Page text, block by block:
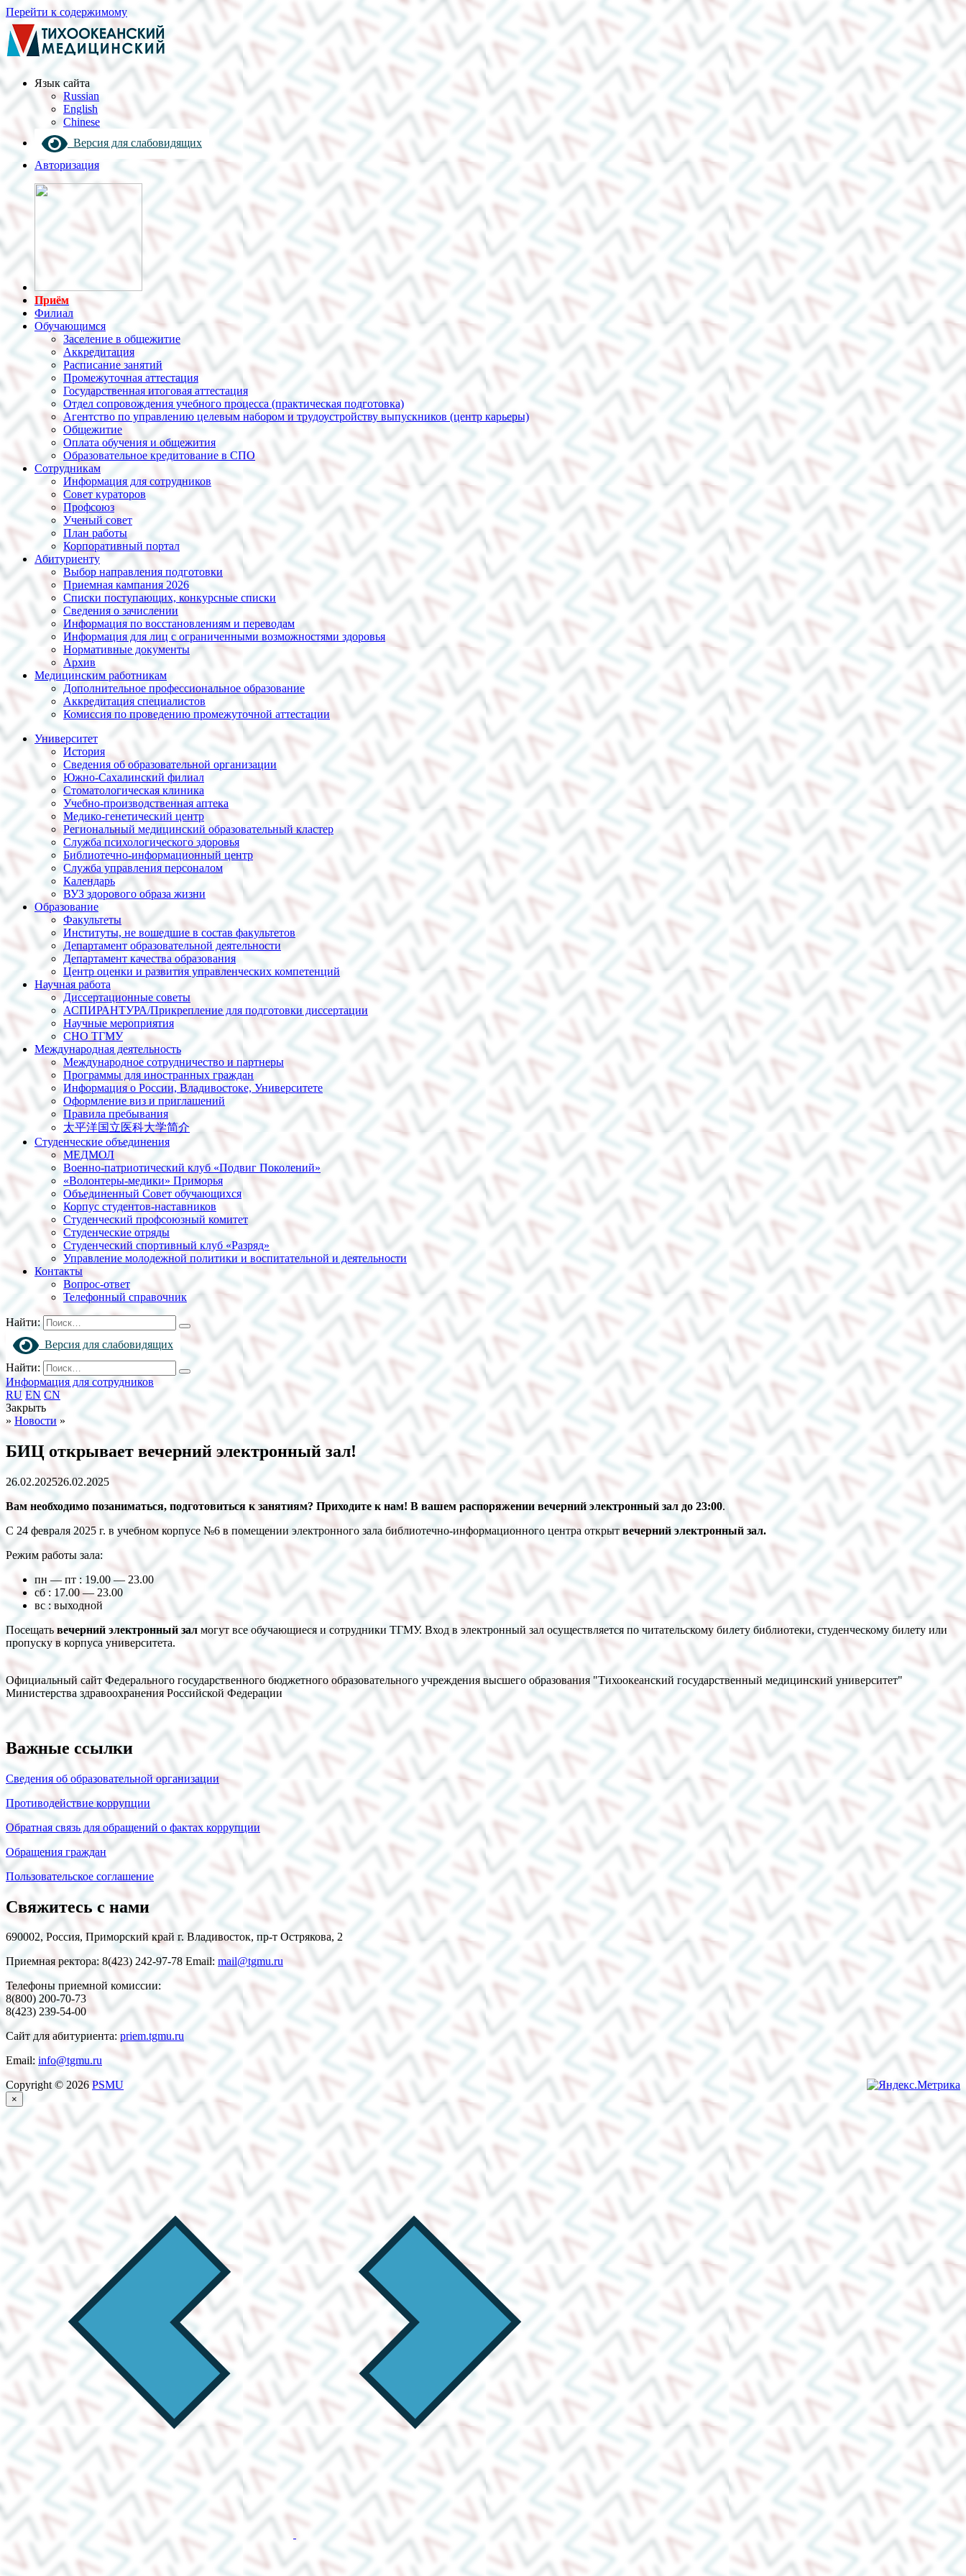
Перейти к содержимому
Язык cайта
Russian
English
Chinese
Версия для слабовидящих
Авторизация
Приём
Филиал
Обучающимся
Заселение в общежитие
Аккредитация
Расписание занятий
Промежуточная аттестация
Государственная итоговая аттестация
Отдел сопровождения учебного процесса (практическая подготовка)
Агентство по управлению целевым набором и трудоустройству выпускников (центр карьеры)
Общежитие
Оплата обучения и общежития
Образовательное кредитование в СПО
Сотрудникам
Информация для сотрудников
Совет кураторов
Профсоюз
Ученый совет
План работы
Корпоративный портал
Абитуриенту
Выбор направления подготовки
Приемная кампания 2026
Списки поступающих, конкурсные списки
Сведения о зачислении
Информация по восстановлениям и переводам
Информация для лиц с ограниченными возможностями здоровья
Нормативные документы
Архив
Медицинским работникам
Дополнительное профессиональное образование
Аккредитация специалистов
Комиссия по проведению промежуточной аттестации
Университет
История
Сведения об образовательной организации
Южно-Сахалинский филиал
Стоматологическая клиника
Учебно-производственная аптека
Медико-генетический центр
Региональный медицинский образовательный кластер
Служба психологического здоровья
Библиотечно-информационный центр
Служба управления персоналом
Календарь
ВУЗ здорового образа жизни
Образование
Факультеты
Институты, не вошедшие в состав факультетов
Департамент образовательной деятельности
Департамент качества образования
Центр оценки и развития управленческих компетенций
Научная работа
Диссертационные советы
АСПИРАНТУРА/Прикрепление для подготовки диссертации
Научные мероприятия
СНО ТГМУ
Международная деятельность
Международное сотрудничество и партнеры
Программы для иностранных граждан
Информация о России, Владивостоке, Университете
Оформление виз и приглашений
Правила пребывания
太平洋国立医科大学简介
Студенческие объединения
МЕДМОЛ
Военно-патриотический клуб «Подвиг Поколений»
«Волонтеры-медики» Приморья
Объединенный Совет обучающихся
Корпус студентов-наставников
Студенческий профсоюзный комитет
Студенческие отряды
Студенческий спортивный клуб «Разряд»
Управление молодежной политики и воспитательной и деятельности
Контакты
Вопрос-ответ
Телефонный справочник
Найти:
Версия для слабовидящих
Найти:
Информация для сотрудников
RU EN CN
Закрыть
» Новости »
БИЦ открывает вечерний электронный зал!
26.02.202526.02.2025
Вам необходимо позаниматься, подготовиться к занятиям? Приходите к нам! В вашем распоряжении вечерний электронный зал до 23:00.
С 24 февраля 2025 г. в учебном корпусе №6 в помещении электронного зала библиотечно-информационного центра открыт вечерний электронный зал.
Режим работы зала:
пн — пт : 19.00 — 23.00
сб : 17.00 — 23.00
вс : выходной
Посещать вечерний электронный зал могут все обучающиеся и сотрудники ТГМУ. Вход в электронный зал осуществляется по читательскому билету библиотеки, студенческому билету или
пропуску в корпуса университета.
Официальный сайт Федерального государственного бюджетного образовательного учреждения высшего образования "Тихоокеанский государственный медицинский университет"
Министерства здравоохранения Российской Федерации
Важные ссылки
Сведения об образовательной организации
Противодействие коррупции
Обратная связь для обращений о фактах коррупции
Обращения граждан
Пользовательское соглашение
Свяжитесь с нами
690002, Россия, Приморский край г. Владивосток, пр-т Острякова, 2
Приемная ректора: 8(423) 242-97-78 Email: mail@tgmu.ru
Телефоны приемной комиссии:
8(800) 200-70-73
8(423) 239-54-00
Сайт для абитуриента: priem.tgmu.ru
Email: info@tgmu.ru
Copyright © 2026 PSMU
×